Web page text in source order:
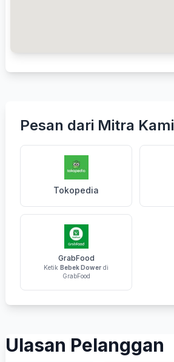
Pesan dari Mitra Kami
Tokopedia
GrabFood
Ketik Bebek Dower di
GrabFood
Ulasan Pelanggan